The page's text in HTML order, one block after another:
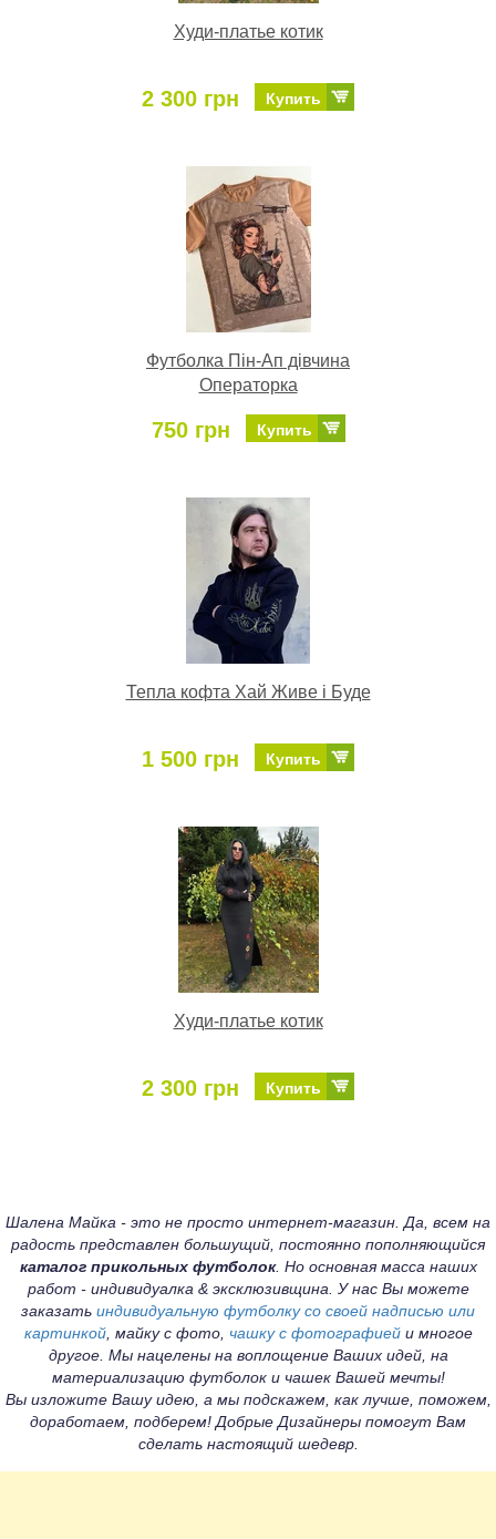
Худи-платье котик
2 300 грн Купить
Футболка Пін-Ап дівчина
Операторка
750 грн Купить
Тепла кофта Хай Живе і Буде
1 500 грн Купить
Худи-платье котик
2 300 грн Купить
Шалена Майка - это не просто интернет-магазин. Да, всем на
радость представлен большущий, постоянно пополняющийся
каталог прикольных футболок. Но основная масса наших
работ - индивидуалка & эксклюзивщина. У нас Вы можете
заказать индивидуальную футболку со своей надписью или
картинкой, майку с фото, чашку с фотографиейи многое
другое. Мы нацелены на воплощение Ваших идей, на
материализацию футболок и чашек Вашей мечты!
Вы изложите Вашу идею, а мы подскажем, как лучше, поможем,
доработаем, подберем! Добрые Дизайнеры помогут Вам
сделать настоящий шедевр.